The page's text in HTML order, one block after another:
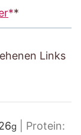
*
Links
g
Protein: